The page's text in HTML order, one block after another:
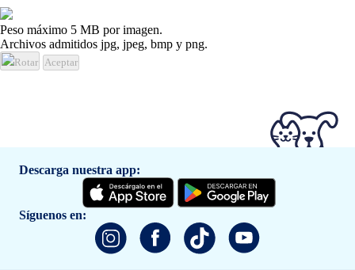
Peso máximo 5 MB por imagen.
Archivos admitidos jpg, jpeg, bmp y png.
Rotar Aceptar
Descarga nuestra app:
Síguenos en: